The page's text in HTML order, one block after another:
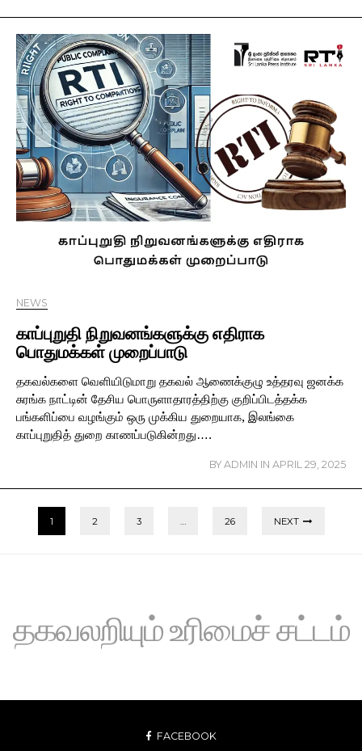
NEWS
காப்புறுதி நிறுவனங்களுக்கு எதிராக
பொதுமக்கள் முறைப்பாடு
தகவல்களை வெளியிடுமாறு தகவல் ஆணைக்குழு உத்தரவு ஜனக்க
சுரங்க நாட்டின் தேசிய பொருளாதாரத்திற்கு குறிப்பிடத்தக்க
பங்களிப்பை வழங்கும் ஒரு முக்கிய துறையாக, இலங்கை
காப்புறுதித் துறை காணப்படுகின்றது….
BY ADMIN IN APRIL 29, 2025
1 2 3 26 NEXT
தகவலறியும் உரிமைச் சட்டம்
FACEBOOK